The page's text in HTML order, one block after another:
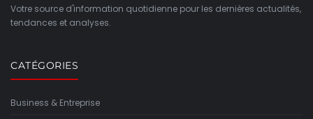
Votre source d'information quotidienne pour les dernières actualités,
tendances et analyses.
CATÉGORIES
Business & Entreprise